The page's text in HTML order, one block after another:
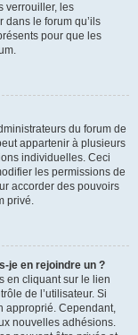
verrouiller, les
dans le forum qu’ils
pour que les
du forum de
appartenir à plusieurs
individuelles. Ceci
les permissions de
accorder des pouvoirs
privé.
je en rejoindre un ?
en cliquant sur le lien
de l’utilisateur. Si
approprié. Cependant,
nouvelles adhésions.